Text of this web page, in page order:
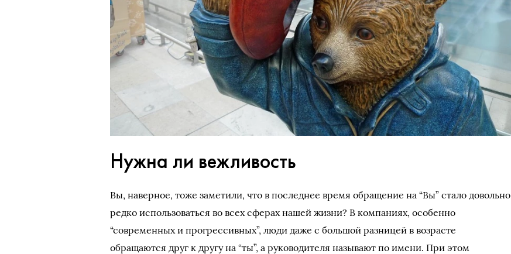
Нужна ли вежливость
Вы, наверное, тоже заметили, что в последнее время обращение на “Вы” стало довольно
редко использоваться во всех сферах нашей жизни? В компаниях, особенно
“современных и прогрессивных”, люди даже с большой разницей в возрасте
обращаются друг к другу на “ты”, а руководителя называют по имени. При этом